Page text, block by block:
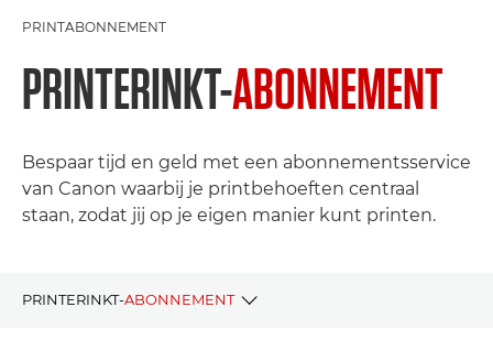
PRINTABONNEMENT
PRINTERINKT-ABONNEMENT
Bespaar tijd en geld met een abonnementsservice
van Canon waarbij je printbehoeften centraal
staan, zodat jij op je eigen manier kunt printen.
PRINTERINKT-ABONNEMENT